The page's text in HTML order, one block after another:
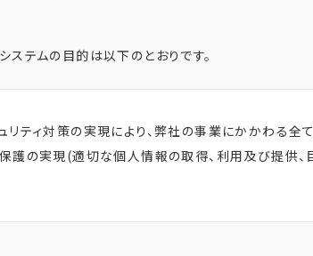
ステムの目的は以下のとおりです。
リティ対策の実現により、弊社の事業にかかわる全
護の実現(適切な個人情報の取得、利用及び提供